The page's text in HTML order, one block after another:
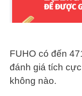
FUHO có đến
đánh giá tích
không nào.